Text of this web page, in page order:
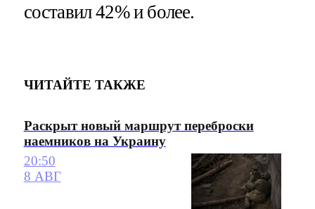
составил 42% и более.
ЧИТАЙТЕ ТАКЖЕ
Раскрыт новый маршрут переброски
наемников на Украину
20:50
8 АВГ